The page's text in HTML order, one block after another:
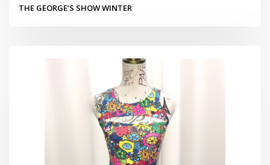
胸あきトップスポップ調
¥4,400